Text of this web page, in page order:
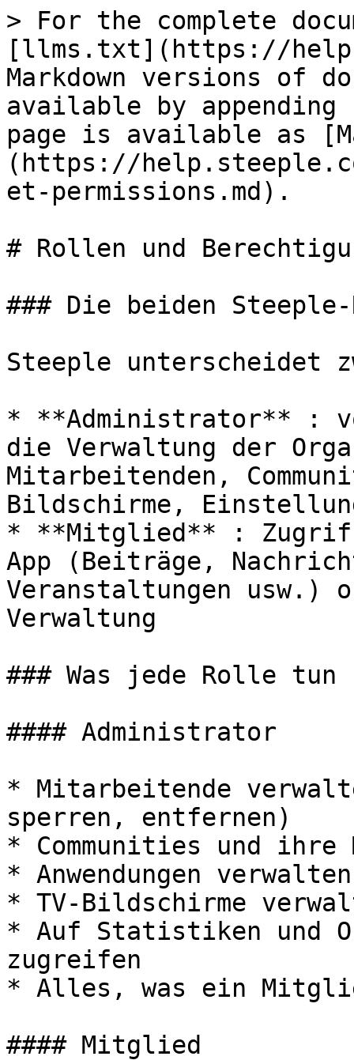
> For the complete
[llms.txt](https://
Markdown versions of
available by
page is available as
(https://
et-permissions.md).
# Rollen und
### Die beiden
Steeple unterscheidet
* **Administrator** :
die Verwaltung der
Mitarbeitenden,
Bildschirme,
* **Mitglied** :
App (Beiträge,
Veranstaltungen usw.)
Verwaltung
### Was jede Rolle tun
#### Administrator
* Mitarbeitende
sperren, entfernen)
* Communities und
* Anwendungen
* TV-Bildschirme
* Auf Statistiken und
zugreifen
* Alles, was ein
#### Mitglied